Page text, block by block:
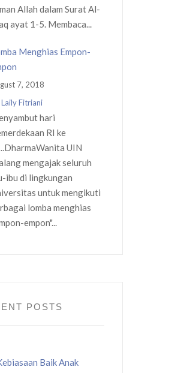
Allah dalam Surat Al-
ayat 1-5. Membaca...
Menghias Empon-
7, 2018
Laily Fitriani
hari
RI ke
UIN
mengajak seluruh
ibu di lingkungan
untuk mengikuti
lomba menghias
empon"...
POSTS
Baik Anak